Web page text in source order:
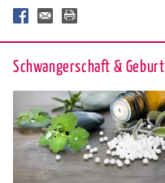
Schwan­ger­schaft & Ge­burt